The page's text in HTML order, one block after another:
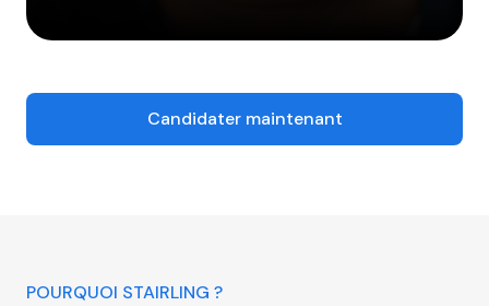
Candidater maintenant
POURQUOI STAIRLING ?